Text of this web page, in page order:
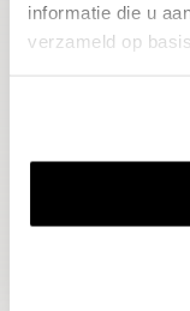
informatie die u
verzameld op